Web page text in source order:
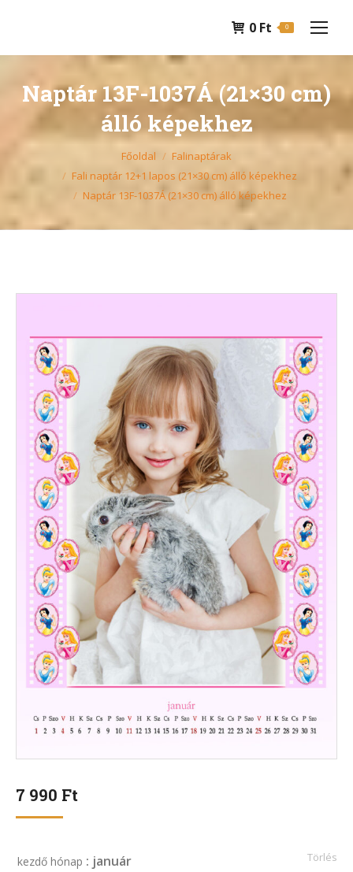
0 Ft 0
Naptár 13F-1037Á (21×30 cm)
álló képekhez
Főoldal
Falinaptárak
Fali naptár 12+1 lapos (21×30 cm) álló képekhez
Naptár 13F-1037Á (21×30 cm) álló képekhez
7 990 Ft
kezdő hónap : január
Törlés